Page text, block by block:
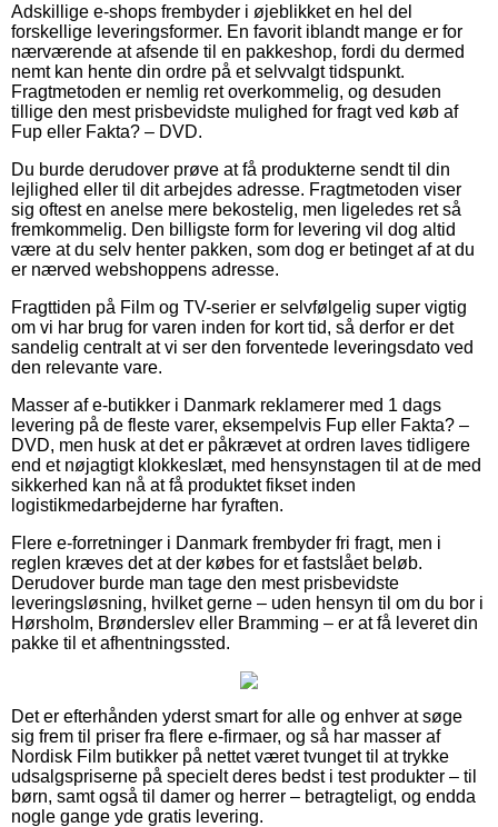
Adskillige e-shops frembyder i øjeblikket en hel del
forskellige leveringsformer. En favorit iblandt mange er for
nærværende at afsende til en pakkeshop, fordi du dermed
nemt kan hente din ordre på et selvvalgt tidspunkt.
Fragtmetoden er nemlig ret overkommelig, og desuden
tillige den mest prisbevidste mulighed for fragt ved køb af
Fup eller Fakta? – DVD.
Du burde derudover prøve at få produkterne sendt til din
lejlighed eller til dit arbejdes adresse. Fragtmetoden viser
sig oftest en anelse mere bekostelig, men ligeledes ret så
fremkommelig. Den billigste form for levering vil dog altid
være at du selv henter pakken, som dog er betinget af at du
er nærved webshoppens adresse.
Fragttiden på Film og TV-serier er selvfølgelig super vigtig
om vi har brug for varen inden for kort tid, så derfor er det
sandelig centralt at vi ser den forventede leveringsdato ved
den relevante vare.
Masser af e-butikker i Danmark reklamerer med 1 dags
levering på de fleste varer, eksempelvis Fup eller Fakta? –
DVD, men husk at det er påkrævet at ordren laves tidligere
end et nøjagtigt klokkeslæt, med hensynstagen til at de med
sikkerhed kan nå at få produktet fikset inden
logistikmedarbejderne har fyraften.
Flere e-forretninger i Danmark frembyder fri fragt, men i
reglen kræves det at der købes for et fastslået beløb.
Derudover burde man tage den mest prisbevidste
leveringsløsning, hvilket gerne – uden hensyn til om du bor i
Hørsholm, Brønderslev eller Bramming – er at få leveret din
pakke til et afhentningssted.
Det er efterhånden yderst smart for alle og enhver at søge
sig frem til priser fra flere e-firmaer, og så har masser af
Nordisk Film butikker på nettet været tvunget til at trykke
udsalgspriserne på specielt deres bedst i test produkter – til
børn, samt også til damer og herrer – betragteligt, og endda
nogle gange yde gratis levering.